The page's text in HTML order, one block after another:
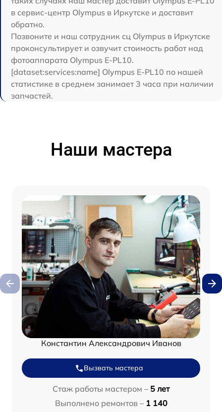
в сервис-центр Olympus в Иркутске и доставит
обратно.
Позвоните и наш сотрудник сц Olympus в Иркутске
проконсультирует и озвучит стоимость работ над
фотоаппарата Olympus E‑PL10.
[dataset:services:name] Olympus E‑PL10 по нашей
статистике в среднем занимает 3 часа при наличии
запчастей.
Наши мастера
Константин Александрович Иванов
Вызвать мастера
Стаж работы мастером – 5 лет
Выполнено ремонтов – 1 140